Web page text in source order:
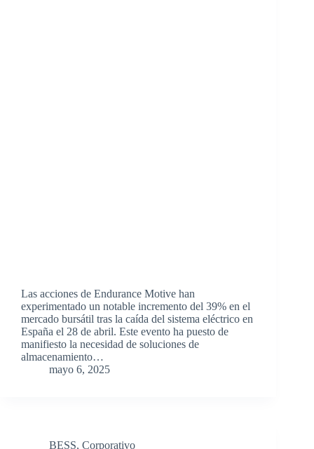
Las acciones de Endurance Motive han
experimentado un notable incremento del 39% en el
mercado bursátil tras la caída del sistema eléctrico en
España el 28 de abril. Este evento ha puesto de
manifiesto la necesidad de soluciones de
almacenamiento…
mayo 6, 2025
BESS, Corporativo